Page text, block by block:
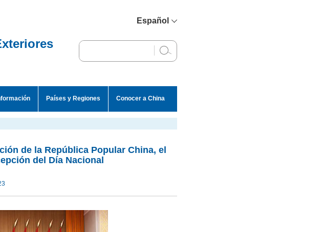
Español
English
Países y Regiones Conocer a China
de la República Popular China, el
del Día Nacional